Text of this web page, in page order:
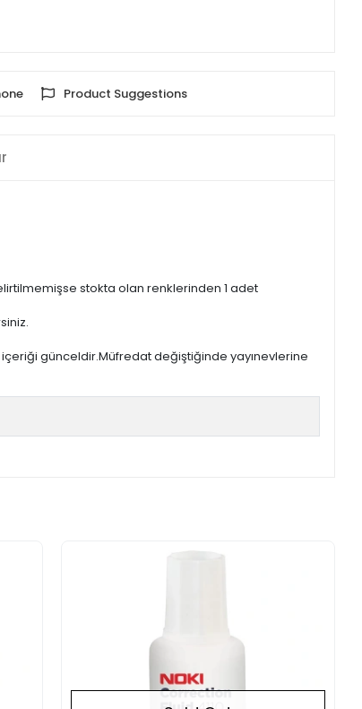
Product Suggestions
stokta olan renklerinden 1 adet
günceldir.Müfredat değiştiğinde yayınevlerine